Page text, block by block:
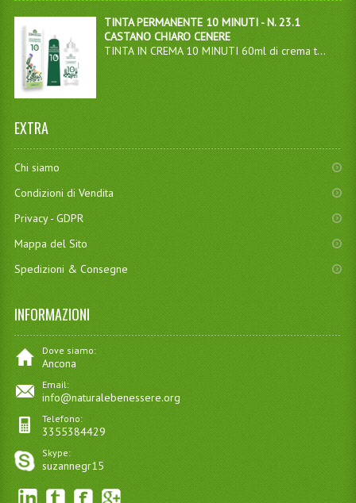
TINTA PERMANENTE 10 MINUTI - N. 23.1
CASTANO CHIARO CENERE
TINTA IN CREMA 10 MINUTI 60ml di crema t...
EXTRA
Chi siamo
Condizioni di Vendita
Privacy - GDPR
Mappa del Sito
Spedizioni & Consegne
INFORMAZIONI
Dove siamo:
Ancona
Email:
info@naturalebenessere.org
Telefono:
3355384429
Skype:
suzannegr15